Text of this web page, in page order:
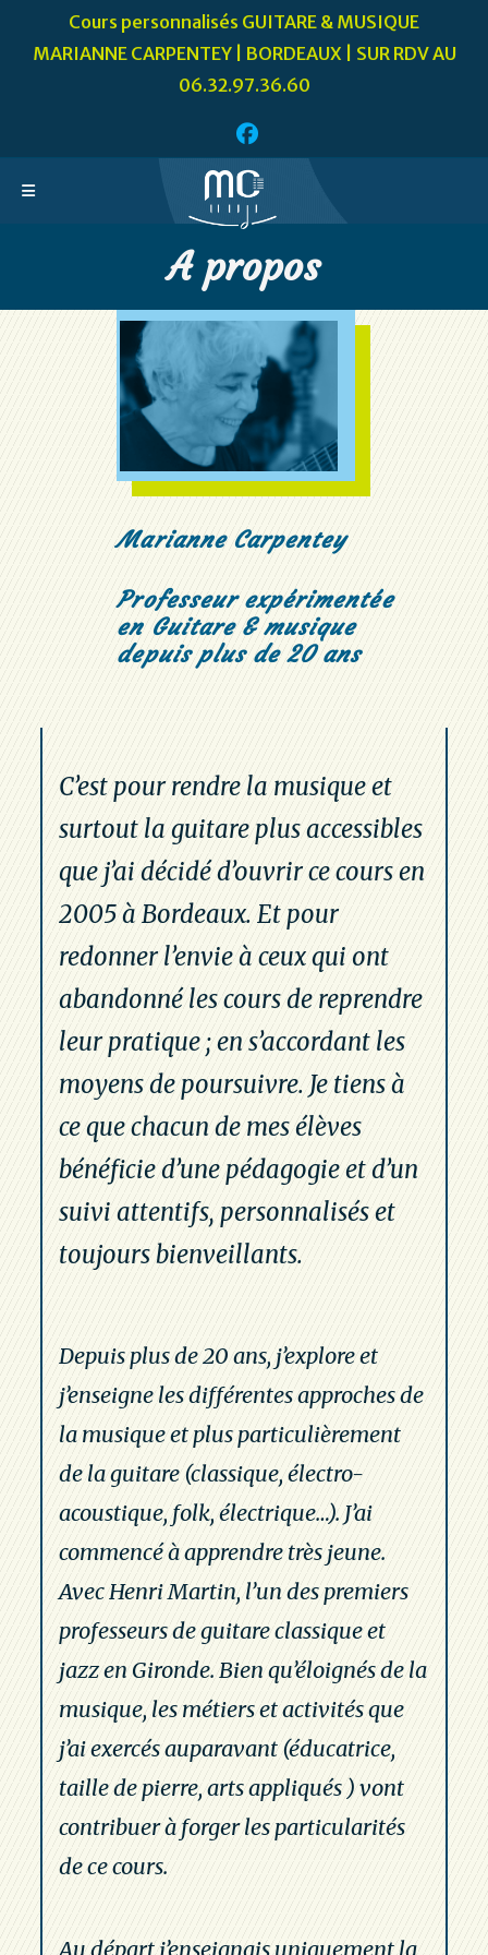
content
Cours personnalisés GUITARE & MUSIQUE
MARIANNE CARPENTEY | BORDEAUX | SUR RDV AU
06.32.97.36.60
A propos
Marianne Carpentey
Professeur expérimentée
en Guitare & musique
depuis plus de 20 ans
C’est pour rendre la musique et
surtout la guitare plus accessibles
que j’ai décidé d’ouvrir ce cours en
2005 à Bordeaux. Et pour
redonner l’envie à ceux qui ont
abandonné les cours de reprendre
leur pratique ; en s’accordant les
moyens de poursuivre. Je tiens à
ce que chacun de mes élèves
bénéficie d’une pédagogie et d’un
suivi attentifs, personnalisés et
toujours bienveillants.
Depuis plus de 20 ans, j’explore et
j’enseigne les différentes approches de
la musique et plus particulièrement
de la guitare (classique, électro-
acoustique, folk, électrique…). J’ai
commencé à apprendre très jeune.
Avec Henri Martin, l’un des premiers
professeurs de guitare classique et
jazz en Gironde. Bien qu’éloignés de la
musique, les métiers et activités que
j’ai exercés auparavant (éducatrice,
taille de pierre, arts appliqués ) vont
contribuer à forger les particularités
de ce cours.
Au départ j’enseignais uniquement la